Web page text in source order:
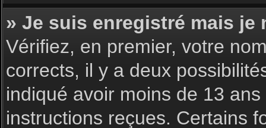
» Je suis enregistré mais je
Vérifiez, en premier, votre
corrects, il y a deux
indiqué avoir moins de 13
instructions reçues. Certains